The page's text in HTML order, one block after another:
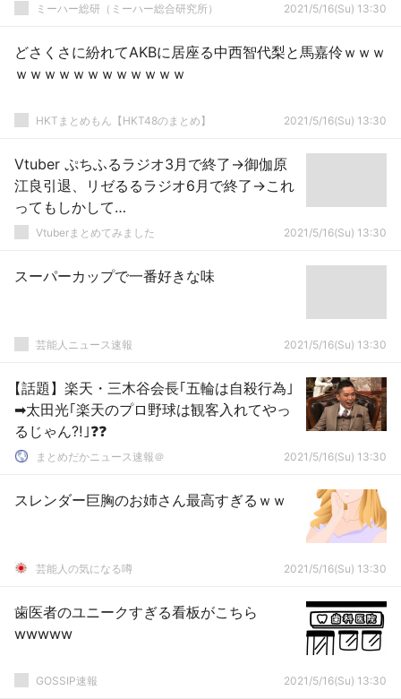
ミーハー総研（ミーハー総合研究所） 2021/5/16(Su) 13:30
どさくさに紛れてAKBに居座る中西智代梨と馬嘉伶ｗｗｗ
ｗｗｗｗｗｗｗｗｗｗｗｗ
HKTまとめもん【HKT48のまとめ】 2021/5/16(Su) 13:30
Vtuber ぷちふるラジオ3月で終了→御伽原
江良引退、リゼるるラジオ6月で終了→これ
ってもしかして…
Vtuberまとめてみました 2021/5/16(Su) 13:30
スーパーカップで一番好きな味
芸能人ニュース速報 2021/5/16(Su) 13:30
【話題】楽天・三木谷会長｢五輪は自殺行為｣
➡太田光｢楽天のプロ野球は観客入れてやっ
るじゃん⁈｣❓❓
まとめだかニュース速報＠ 2021/5/16(Su) 13:30
スレンダー巨胸のお姉さん最高すぎるｗｗ
芸能人の気になる噂 2021/5/16(Su) 13:30
歯医者のユニークすぎる看板がこちら
wwwww
GOSSIP速報 2021/5/16(Su) 13:30